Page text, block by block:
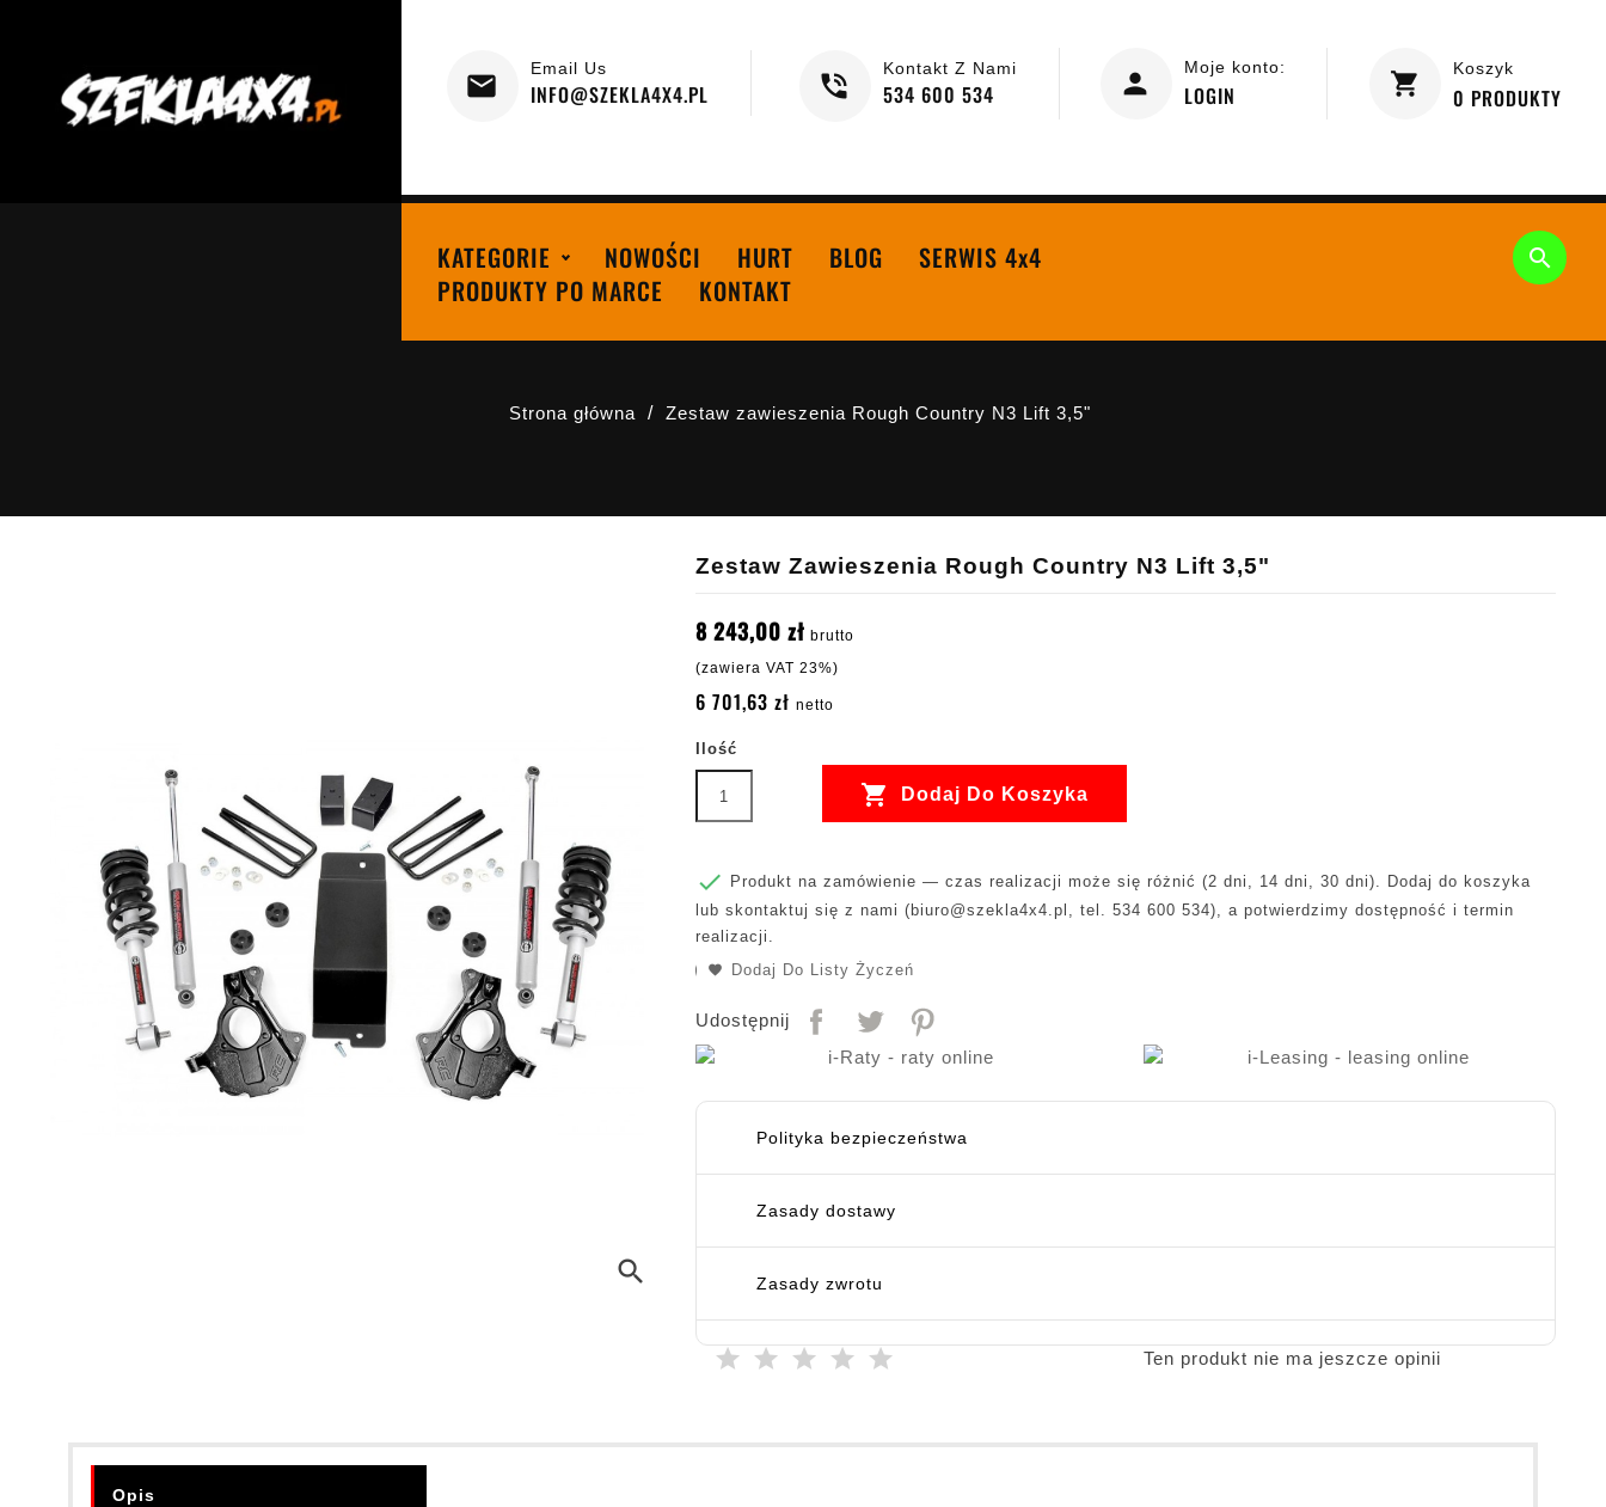
Koszyk
0 PRODUKTY
Moje konto:
LOGIN
Kontakt Z Nami
534 600 534
Email Us
INFO@SZEKLA4X4.PL
KATEGORIE NOWOŚCI HURT BLOG
SERWIS 4x4
PRODUKTY PO MARCE
KONTAKT

Strona główna Zestaw zawieszenia Rough Country N3 Lift 3,5"
search
Zestaw Zawieszenia Rough Country N3 Lift 3,5"
8 243,00 zł brutto
(zawiera VAT 23%)
6 701,63 zł netto
Ilość
 Dodaj Do Koszyka

Produkt na zamówienie — czas realizacji może się różnić (2 dni, 14 dni, 30 dni). Dodaj do koszyka
lub skontaktuj się z nami ( biuro@szekla4x4.pl , tel. 534 600 534), a potwierdzimy dostępność i termin
realizacji.
Dodaj Do Listy Życzeń
Udostępnij
Polityka bezpieczeństwa
Zasady dostawy
Zasady zwrotu
Ten produkt nie ma jeszcze opinii
Opis